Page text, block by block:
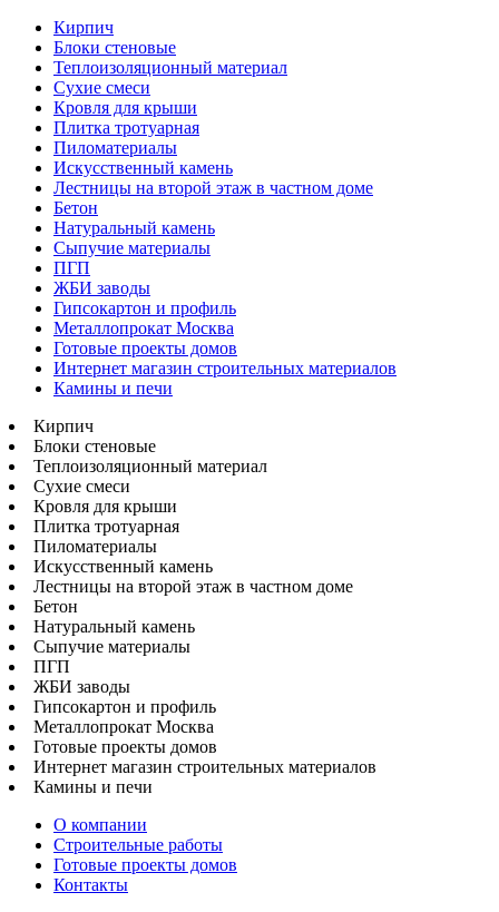
Кирпич
Блоки стеновые
Теплоизоляционный материал
Сухие смеси
Кровля для крыши
Плитка тротуарная
Пиломатериалы
Искусственный камень
Лестницы на второй этаж в частном доме
Бетон
Натуральный камень
Сыпучие материалы
ПГП
ЖБИ заводы
Гипсокартон и профиль
Металлопрокат Москва
Готовые проекты домов
Интернет магазин строительных материалов
Камины и печи
Кирпич
Блоки стеновые
Теплоизоляционный материал
Сухие смеси
Кровля для крыши
Плитка тротуарная
Пиломатериалы
Искусственный камень
Лестницы на второй этаж в частном доме
Бетон
Натуральный камень
Сыпучие материалы
ПГП
ЖБИ заводы
Гипсокартон и профиль
Металлопрокат Москва
Готовые проекты домов
Интернет магазин строительных материалов
Камины и печи
О компании
Строительные работы
Готовые проекты домов
Контакты